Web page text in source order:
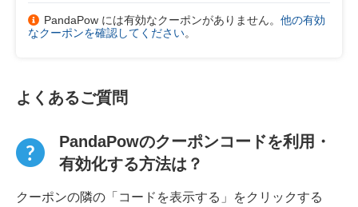
PandaPow には有効なクーポンがありません。 他の有効
なクーポンを確認してください。
よくあるご質問
PandaPowのクーポンコードを利用・
有効化する方法は？
クーポンの隣の「コードを表示する」をクリックする